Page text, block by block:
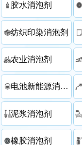
胶水消泡剂
纺织印染消泡剂
农业消泡剂
电池新能源消泡剂
泥浆消泡剂
橡胶消泡剂